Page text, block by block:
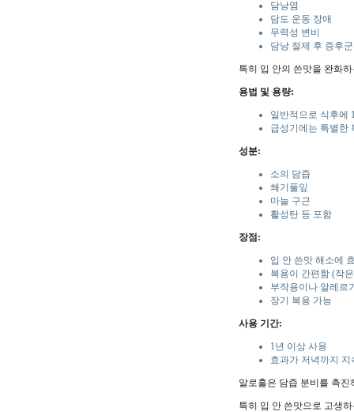
담낭염
담도 운동 장애
무력성 변비
담낭 절제 후 증후군
특히 입 안의 쓴맛을 완화
용법 및 용량:
일반적으로 식후에
급성기에는 특별한
성분:
소의 담즙
쐐기풀잎
마늘 구근
활성탄 등 포함
장점:
입 안 쓴맛 해소에
복용이 간편함 (작
부작용이나 알레르
장기 복용 가능
사용 기간:
1년 이상 사용
효과가 저녁까지 지
알로홀은 담즙 분비를 촉
특히 입 안 쓴맛으로 고생